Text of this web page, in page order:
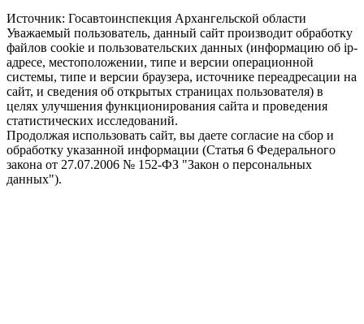
Источник: Госавтоинспекция Архангельской области
Уважаемый пользователь, данный сайт производит обработку
файлов cookie и пользовательских данных (информацию об ip-
адресе, местоположении, типе и версии операционной
системы, типе и версии браузера, источнике переадресации на
сайт, и сведения об открытых страницах пользователя) в
целях улучшения функционирования сайта и проведения
статистических исследований.
Продолжая использовать сайт, вы даете согласие на сбор и
обработку указанной информации (Статья 6 Федерального
закона от 27.07.2006 № 152-ФЗ "Закон о персональных
данных").